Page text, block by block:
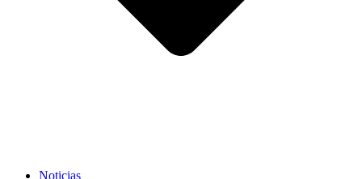
Noticias